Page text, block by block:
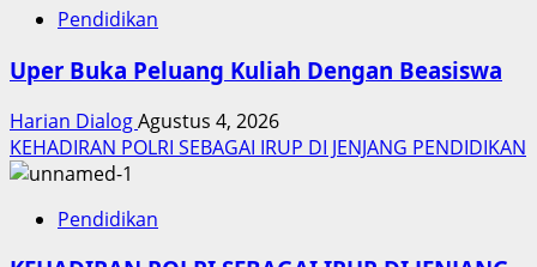
Pendidikan
Uper Buka Peluang Kuliah Dengan Beasiswa
Harian DialogAgustus 4, 2026
KEHADIRAN POLRI SEBAGAI IRUP DI JENJANG PENDIDIKAN
Pendidikan